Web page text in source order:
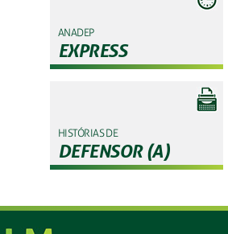
ANADEP
EXPRESS
HISTÓRIAS DE
DEFENSOR (A)